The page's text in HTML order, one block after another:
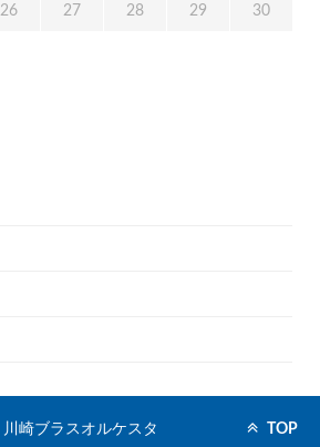
26 27 28 29 30
川崎ブラスオルケスタ TOP